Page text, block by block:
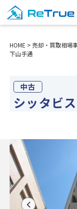
HOME > 売却・買取相場
下山手通
中古
シッタビ